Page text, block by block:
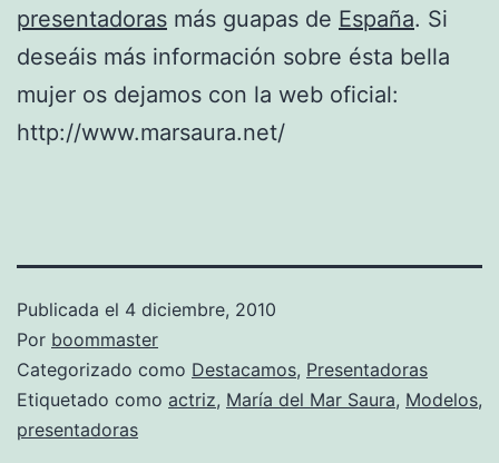
presentadoras más guapas de España. Si
deseáis más información sobre ésta bella
mujer os dejamos con la web oficial:
http://www.marsaura.net/
Publicada el 4 diciembre, 2010
Por boommaster
Categorizado como Destacamos, Presentadoras
Etiquetado como actriz, María del Mar Saura, Modelos,
presentadoras